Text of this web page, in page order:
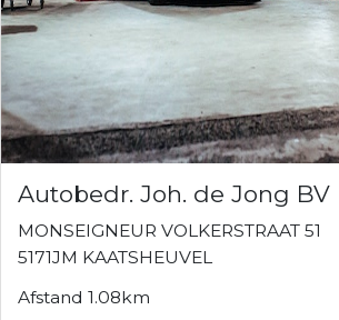
Autobedr. Joh. de Jong BV
MONSEIGNEUR VOLKERSTRAAT 51
5171JM KAATSHEUVEL
Afstand 1.08km